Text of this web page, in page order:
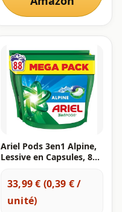
Ariel Pods 3en1 Alpine,
Lessive en Capsules, 88
Détachante En 1 Seul
Lavage, Dissolution
Rapide Même à Froid,
33,99 € (0,39 € /
unité)